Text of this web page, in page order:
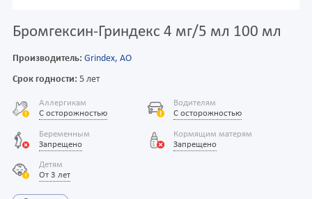
Бромгексин-Гриндекс 4 мг/5 мл 100 мл
Производитель: Grindex, АО
Срок годности: 5 лет
Аллергикам
С осторожностью
Водителям
С осторожностью
Беременным
Запрещено
Кормящим матерям
Запрещено
Детям
От 3 лет